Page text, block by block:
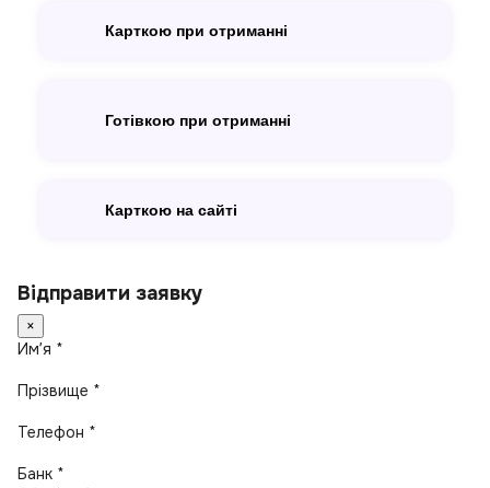
Карткою при отриманні
Готівкою при отриманні
Карткою на сайті
Відправити заявку
×
Имʼя *
Прізвище *
Телефон *
Банк *